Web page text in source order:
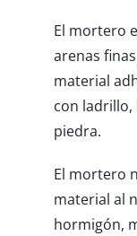
El mortero
arenas
material
con
piedra.
El mortero
material al
hormigón,